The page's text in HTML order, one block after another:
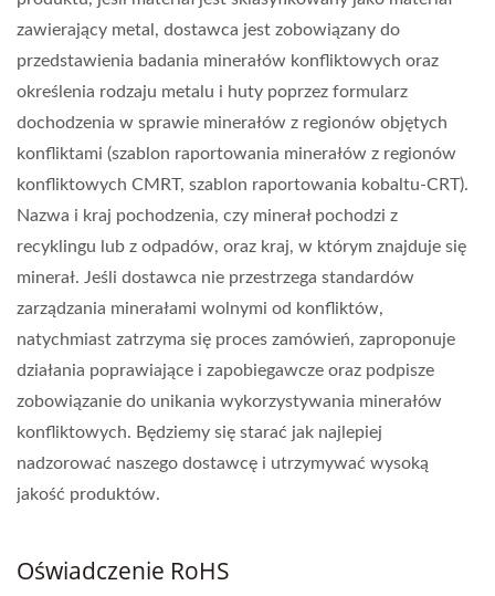
zawierający metal, dostawca jest zobowiązany do
przedstawienia badania minerałów konfliktowych oraz
określenia rodzaju metalu i huty poprzez formularz
dochodzenia w sprawie minerałów z regionów objętych
konfliktami (szablon raportowania minerałów z regionów
konfliktowych CMRT, szablon raportowania kobaltu-CRT).
Nazwa i kraj pochodzenia, czy minerał pochodzi z
recyklingu lub z odpadów, oraz kraj, w którym znajduje się
minerał. Jeśli dostawca nie przestrzega standardów
zarządzania minerałami wolnymi od konfliktów,
natychmiast zatrzyma się proces zamówień, zaproponuje
działania poprawiające i zapobiegawcze oraz podpisze
zobowiązanie do unikania wykorzystywania minerałów
konfliktowych. Będziemy się starać jak najlepiej
nadzorować naszego dostawcę i utrzymywać wysoką
jakość produktów.
Oświadczenie RoHS